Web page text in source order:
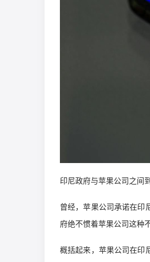
印尼政府与苹果公司之间
曾经，苹果公司承诺在印
府绝不惯着苹果公司这种
概括起来，苹果公司在印